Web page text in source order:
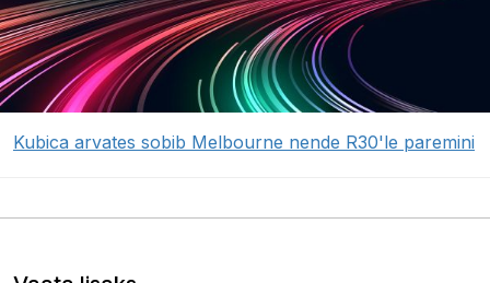
Kubica arvates sobib Melbourne nende R30'le paremini